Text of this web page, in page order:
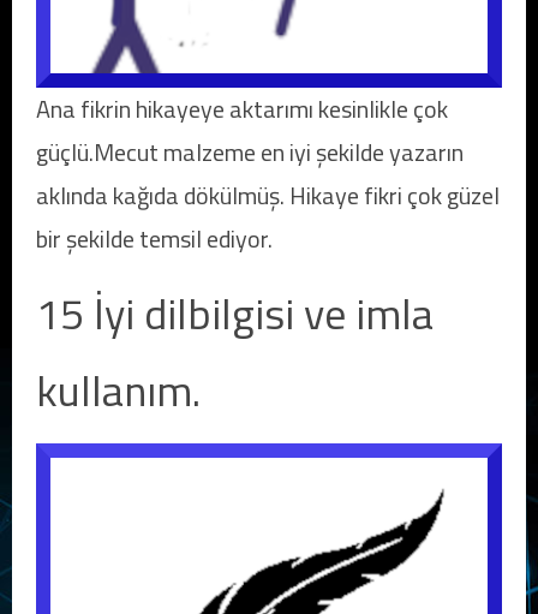
Ana fikrin hikayeye aktarımı kesinlikle çok
güçlü.Mecut malzeme en iyi şekilde yazarın
aklında kağıda dökülmüş. Hikaye fikri çok güzel
bir şekilde temsil ediyor.
15 İyi dilbilgisi ve imla
kullanım.